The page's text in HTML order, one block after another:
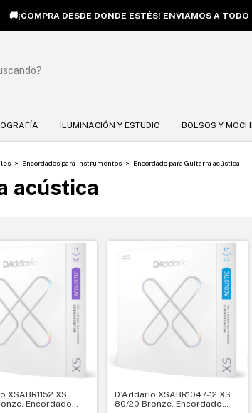
NUESTRO SHOWROOM EN CHACARITA: SANTOS
ILUMINACIÓN Y ESTUDIO BOLSOS Y
> Encordados para instrumentos > Encordado para Guitarra acústica
acústica
XSABR1152 XS
Encordado
D’Addario XSABR1047-12 XS
80/20 Bronze. Encordado